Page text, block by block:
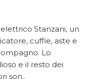
Stanzani, un
cuffie, aste e
Lo
e il resto dei
son..